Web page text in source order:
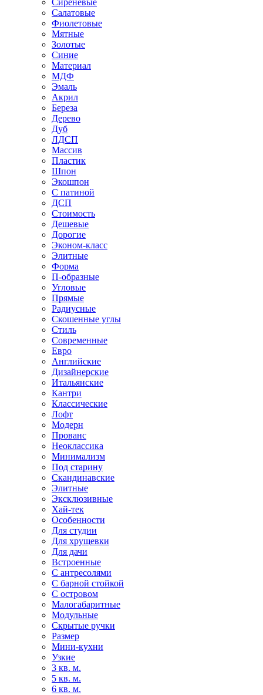
Сиреневые
Салатовые
Фиолетовые
Мятные
Золотые
Синие
Материал
МДФ
Эмаль
Акрил
Береза
Дерево
Дуб
ЛДСП
Массив
Пластик
Шпон
Экошпон
С патиной
ДСП
Стоимость
Дешевые
Дорогие
Эконом-класс
Элитные
Форма
П-образные
Угловые
Прямые
Радиусные
Скошенные углы
Стиль
Современные
Евро
Английские
Дизайнерские
Итальянские
Кантри
Классические
Лофт
Модерн
Прованс
Неоклассика
Минимализм
Под старину
Скандинавские
Элитные
Эксклюзивные
Хай-тек
Особенности
Для студии
Для хрущевки
Для дачи
Встроенные
С антресолями
С барной стойкой
С островом
Малогабаритные
Модульные
Скрытые ручки
Размер
Мини-кухни
Узкие
3 кв. м.
5 кв. м.
6 кв. м.